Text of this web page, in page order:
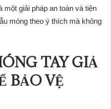
một giải pháp an toàn và tiện
móng theo ý thích mà không
TAY GIẢ
BẢO VỆ